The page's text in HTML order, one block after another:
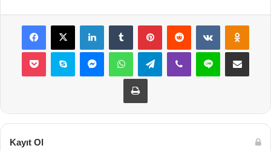
Facebook
X LinkedInTumblr PinterestReddit VKontakte
Pocket Skype MessengerWhatsAppTelegramViber Line E-Posta ile
Yazdır
Kayıt Ol